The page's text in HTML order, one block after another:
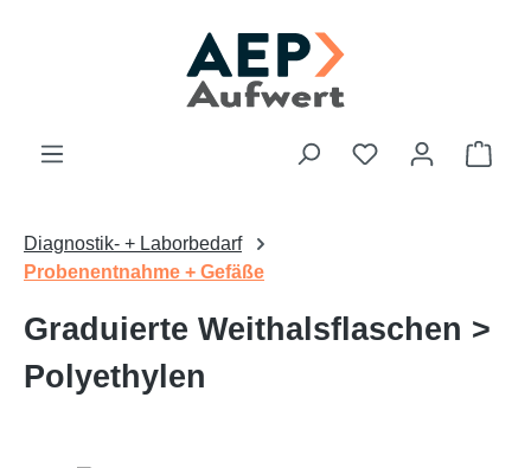
Du hast 0
Diagnostik- + Laborbedarf
Probenentnahme + Gefäße
Graduierte Weithalsflaschen >
Polyethylen